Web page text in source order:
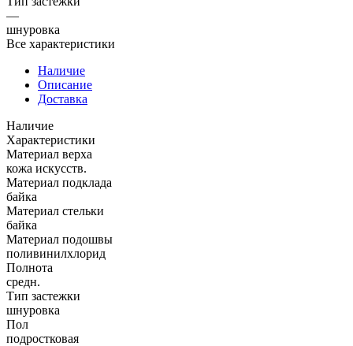
—
шнуровка
Все характеристики
Наличие
Описание
Доставка
Наличие
Характеристики
Материал верха
кожа искусств.
Материал подклада
байка
Материал стельки
байка
Материал подошвы
поливинилхлорид
Полнота
средн.
Тип застежки
шнуровка
Пол
подростковая